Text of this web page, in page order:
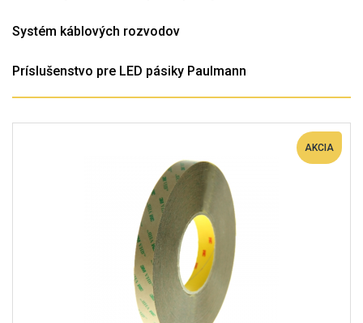
Systém káblových rozvodov
Príslušenstvo pre LED pásiky Paulmann
AKCIA